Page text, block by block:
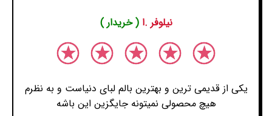
نیلوفر .ا( خریدار )
یکی از قدیمی ترین و بهترین بالم لبای دنیاست و به نظرم
هیچ محصولی نمیتونه جایگزین این باشه